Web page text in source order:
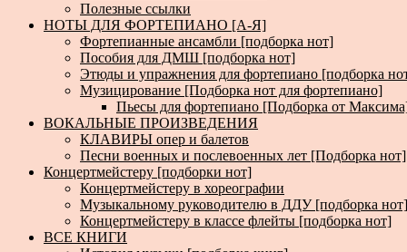
Полезные ссылки
НОТЫ ДЛЯ ФОРТЕПИАНО [А-Я]
Фортепианные ансамбли [подборка нот]
Пособия для ДМШ [подборка нот]
Этюды и упражнения для фортепиано [подборка
Музицирование [Подборка нот для фортепиано]
Пьесы для фортепиано [Подборка от
ВОКАЛЬНЫЕ ПРОИЗВЕДЕНИЯ
КЛАВИРЫ опер и балетов
Песни военных и послевоенных лет [Подборка нот]
Концертмейстеру [подборки нот]
Концертмейстеру в хореографии
Музыкальному руководителю в ДДУ [подборка нот]
Концертмейстеру в классе флейты [подборка нот]
ВСЕ КНИГИ